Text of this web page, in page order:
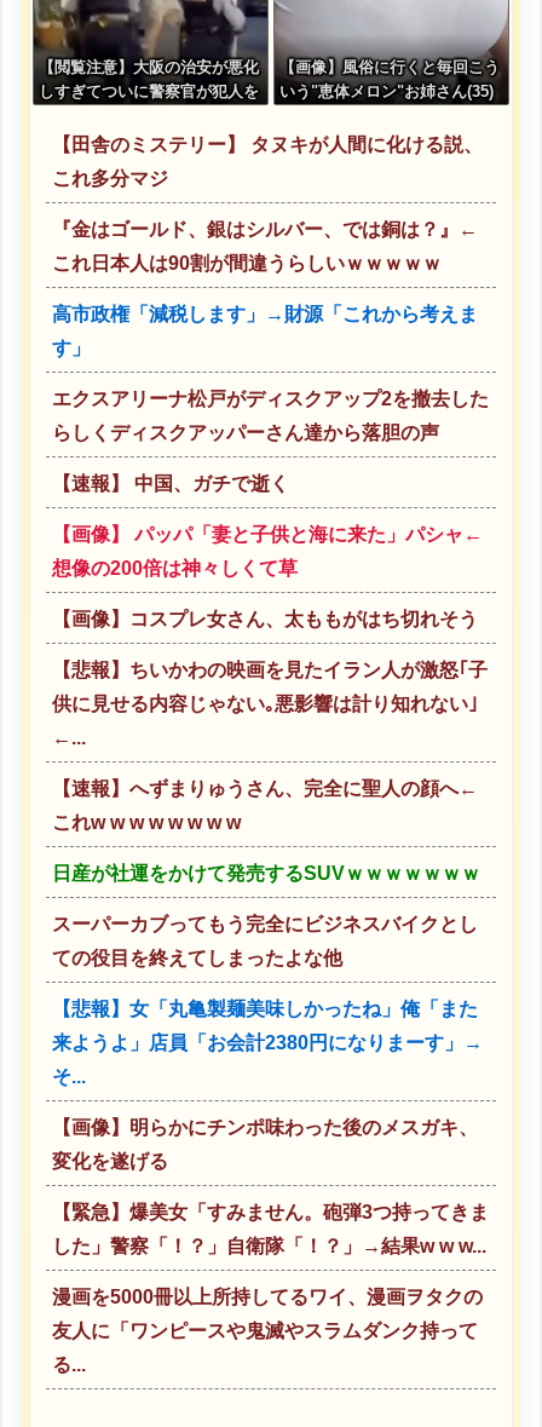
【閲覧注意】大阪の治安が悪化
しすぎてついに警察官が犯人を
になってきたな
【画像】風俗に行くと毎回こう
いう"恵体メロン"お姉さん(35)
【田舎のミステリー】 タヌキが人間に化ける説、
これ多分マジ
『金はゴールド、銀はシルバー、では銅は？』←
これ日本人は90割が間違うらしいｗｗｗｗｗ
高市政権「減税します」→財源「これから考えま
す」
エクスアリーナ松戸がディスクアップ2を撤去した
らしくディスクアッパーさん達から落胆の声
【速報】 中国、ガチで逝く
【画像】 パッパ「妻と子供と海に来た」パシャ←
想像の200倍は神々しくて草
【画像】コスプレ女さん、太ももがはち切れそう
【悲報】ちいかわの映画を見たイラン人が激怒｢子
供に見せる内容じゃない｡悪影響は計り知れない｣
←...
【速報】へずまりゅうさん、完全に聖人の顔へ←
これw w w w w w w w
日産が社運をかけて発売するSUVｗｗｗｗｗｗｗ
スーパーカブってもう完全にビジネスバイクとし
ての役目を終えてしまったよな他
【悲報】女「丸亀製麺美味しかったね」俺「また
来ようよ」店員「お会計2380円になりまーす」→
そ...
【画像】明らかにチンポ味わった後のメスガキ、
変化を遂げる
【緊急】爆美女「すみません。砲弾3つ持ってきま
した」警察「！？」自衛隊「！？」→結果w w w...
漫画を5000冊以上所持してるワイ、漫画ヲタクの
友人に「ワンピースや鬼滅やスラムダンク持って
る...